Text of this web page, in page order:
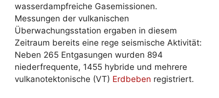
wasserdampfreiche Gasemissionen.
Messungen der vulkanischen
Überwachungsstation ergaben in diesem
Zeitraum bereits eine rege seismische Aktivität:
Neben 265 Entgasungen wurden 894
niederfrequente, 1455 hybride und mehrere
vulkanotektonische (VT) Erdbeben registriert.